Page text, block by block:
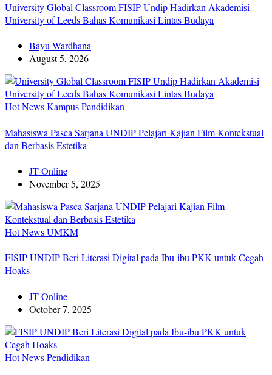
University Global Classroom FISIP Undip Hadirkan Akademisi
University of Leeds Bahas Komunikasi Lintas Budaya
Bayu Wardhana
August 5, 2026
Hot NewsKampusPendidikan
Mahasiswa Pasca Sarjana UNDIP Pelajari Kajian Film Kontekstual
dan Berbasis Estetika
JT Online
November 5, 2025
Hot NewsUMKM
FISIP UNDIP Beri Literasi Digital pada Ibu-ibu PKK untuk Cegah
Hoaks
JT Online
October 7, 2025
Hot NewsPendidikan